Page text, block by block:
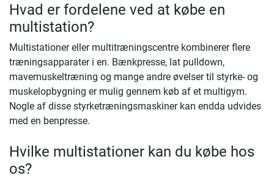
Hvad er fordelene ved at købe en
multistation?
Multistationer eller multitræningscentre kombinerer flere
træningsapparater i en. Bænkpresse, lat pulldown,
mavemuskeltræning og mange andre øvelser til styrke- og
muskelopbygning er mulig gennem køb af et multigym.
Nogle af disse styrketræningsmaskiner kan endda udvides
med en benpresse.
Hvilke multistationer kan du købe hos
os?